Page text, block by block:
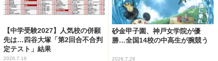
【中学受験2027】人気校の併願
先は…四谷大塚「第2回合不合判
定テスト」結果
2026.7.16
砂金甲子園、神戸女学院が優
勝…全国14校の中高生が腕競う
2026.7.29